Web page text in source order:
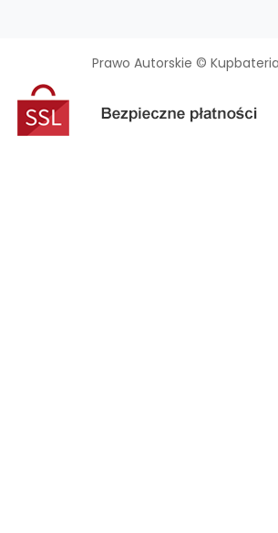
Prawo Autorskie ©